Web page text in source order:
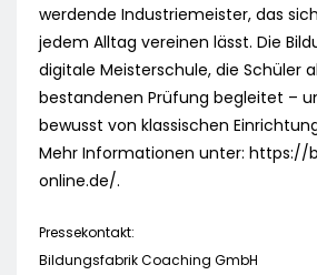
werdende Industriemeister, das
jedem Alltag vereinen lässt. Die
digitale Meisterschule, die Schüler
bestandenen Prüfung begleitet –
bewusst von klassischen
Mehr Informationen unter: https://
online.de/.
Pressekontakt:
Bildungsfabrik Coaching GmbH